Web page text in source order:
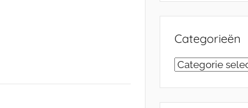
Categorieën
Categorieën